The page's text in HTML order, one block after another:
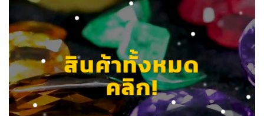
สินค้าทั้งหมด
คลิก!